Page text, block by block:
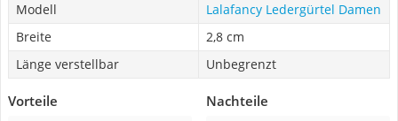
Modell
Lalafancy Ledergürtel Damen
Breite
2,8 cm
Länge verstellbar
Unbegrenzt
Vorteile Nachteile